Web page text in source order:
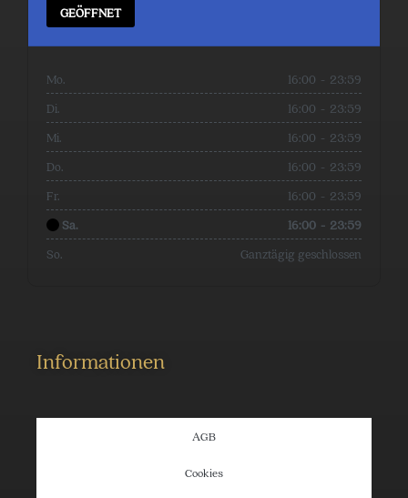
GEÖFFNET
Mo. 16:00 - 23:59
Di.
16:00 - 23:59
Mi.
16:00 - 23:59
Do.
16:00 - 23:59
Fr.
16:00 - 23:59
Sa.
16:00 - 23:59
So.
Ganztägig geschlossen
Informationen
AGB
Cookies